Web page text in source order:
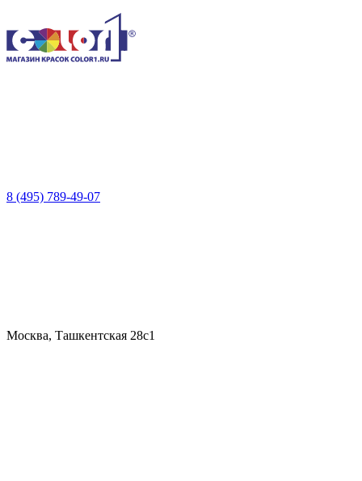
8 (495) 789-49-07
Москва, Ташкентская 28с1